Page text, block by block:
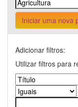
Iniciar uma nova
Adicionar filtros:
Utilizar filtros para